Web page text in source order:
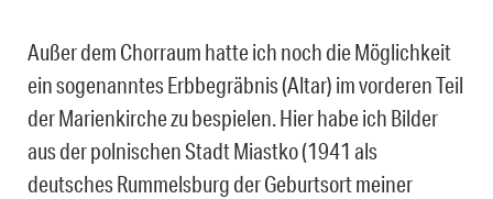
Außer dem Chorraum hatte ich noch die Möglichkeit
ein sogenanntes Erbbegräbnis (Altar) im vorderen Teil
der Marienkirche zu bespielen. Hier habe ich Bilder
aus der polnischen Stadt Miastko (1941 als
deutsches Rummelsburg der Geburtsort meiner